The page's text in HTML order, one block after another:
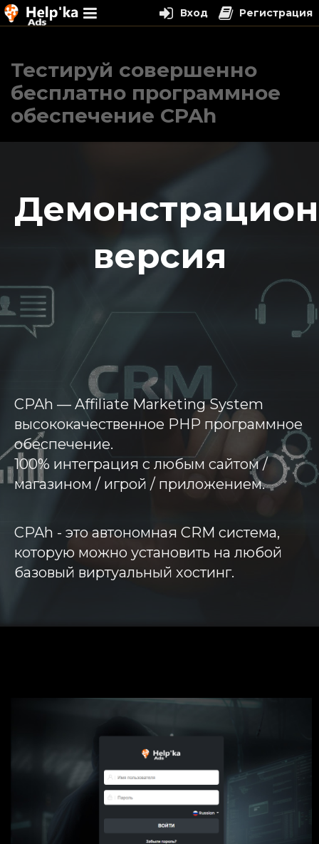
содержимому
Тестируй совершенно
бесплатно программное
обеспечение CPAh
версия
CPAh — Affiliate Marketing System
высококачественное PHP программное
обеспечение.
100% интеграция с любым сайтом /
магазином / игрой / приложением.
CPAh - это автономная CRM система,
которую можно установить на любой
базовый виртуальный хостинг.
Вход Регистрация